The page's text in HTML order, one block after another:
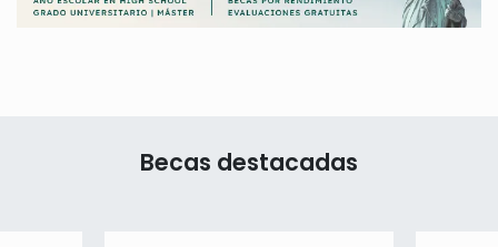
Becas destacadas